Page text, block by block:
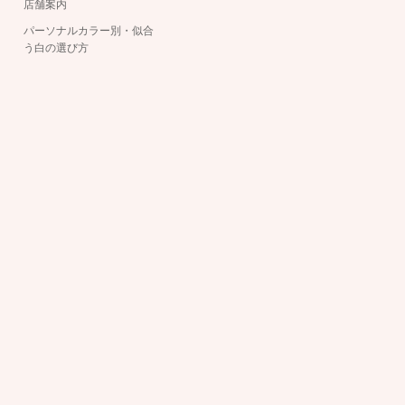
店舗案内
パーソナルカラー別・似合
う白の選び方